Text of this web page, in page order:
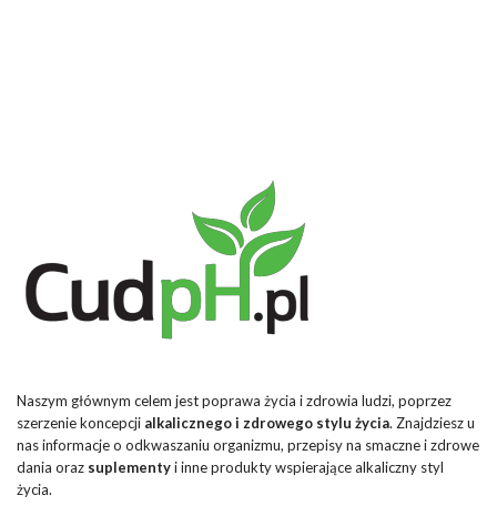
Naszym głównym celem jest poprawa życia i zdrowia ludzi, poprzez
szerzenie koncepcji alkalicznego i zdrowego stylu życia. Znajdziesz u
nas informacje o odkwaszaniu organizmu, przepisy na smaczne i zdrowe
dania oraz suplementyi inne produkty wspierające alkaliczny styl
życia.